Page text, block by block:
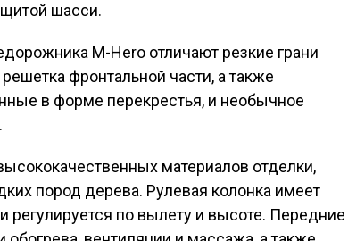
шасси.
M-Hero отличают резкие грани
фронтальной части, а также
в форме перекрестья, и необычное
материалов отделки,
пород дерева. Рулевая колонка имеет
регулируется по вылету и высоте. Передние